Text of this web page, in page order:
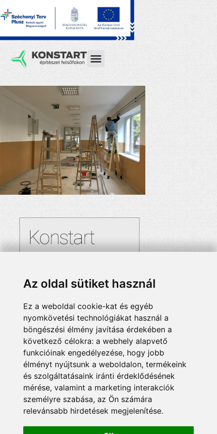
Az oldal sütiket használ
Ez a weboldal cookie-kat és egyéb
nyomkövetési technológiákat használ a
böngészési élmény javítása érdekében a
következő célokra: a webhely alapvető
funkcióinak engedélyezése, hogy jobb
élményt nyújtsunk a weboldalon, termékeink
és szolgáltatásaink iránti érdeklődésének
mérése, valamint a marketing interakciók
személyre szabása, az Ön számára
relevánsabb hirdetések megjelenítése.